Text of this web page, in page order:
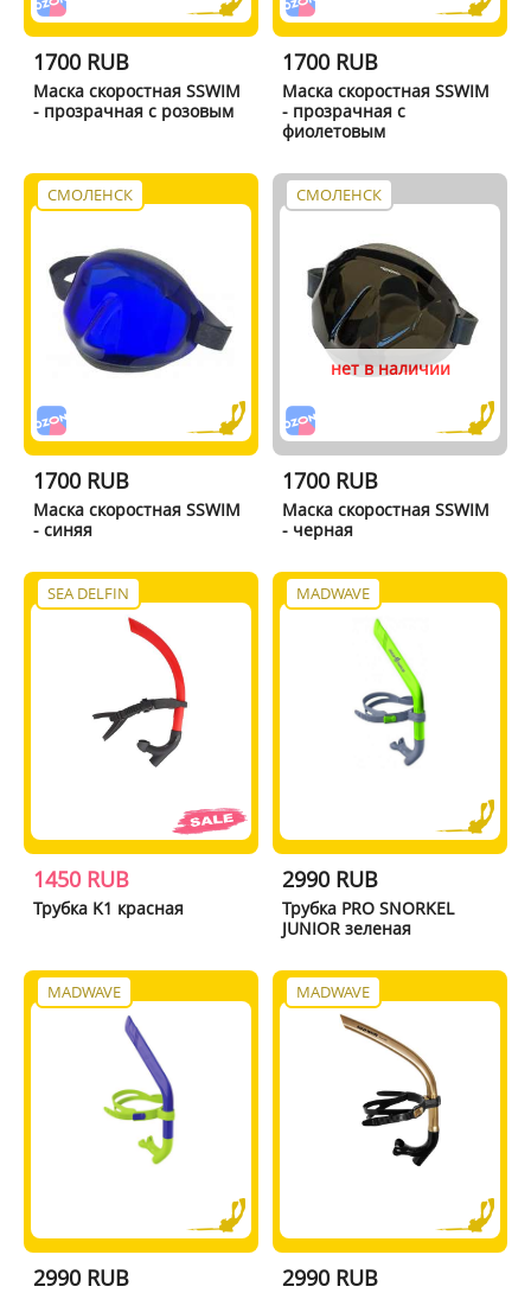
1700 RUB
Маска скоростная SSWIM
- прозрачная с розовым
1700 RUB
Маска скоростная SSWIM
- прозрачная с
фиолетовым
СМОЛЕНСК
1700 RUB
Маска скоростная SSWIM
- синяя
СМОЛЕНСК
нет в наличии
1700 RUB
Маска скоростная SSWIM
- черная
SEA DELFIN
1450 RUB
Трубка K1 красная
MADWAVE
2990 RUB
Трубка PRO SNORKEL
JUNIOR зеленая
MADWAVE
2990 RUB
MADWAVE
2990 RUB